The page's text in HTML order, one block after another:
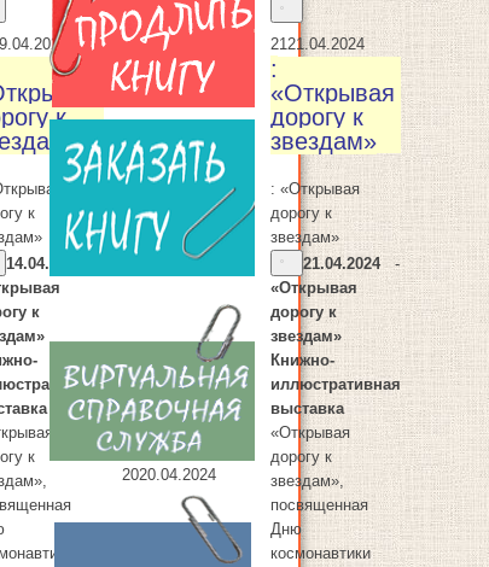
к
к
14.04.2024
к
к
2020.04.2024
2121.04.2024
:
«Открывая
дорогу к
звездам»
: «Открывая
дорогу к
звездам»
21.04.2024
-
«Открывая
дорогу к
звездам»
Книжно-
иллюстративная
выставка
«Открывая
дорогу к
звездам»,
посвященная
Дню
космонавтики